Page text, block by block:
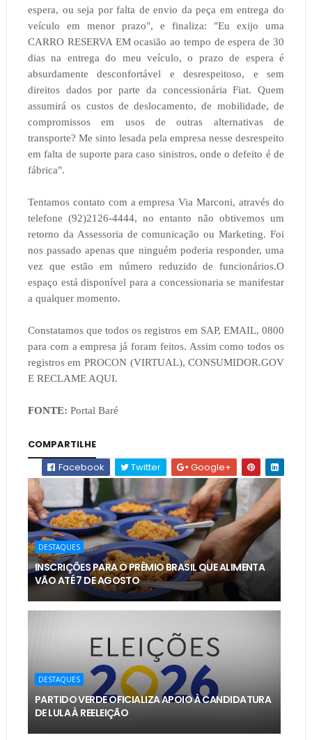
espera, ou seja por falta de envio da peça em entrega do
veículo em menor prazo", e finaliza: "Eu exijo uma
CARRO RESERVA EM ocasião ao tempo de espera de 30
dias na entrega do meu veículo, o prazo de espera é
absurdamente desconfortável e desrespeitoso, e sem
direitos dados por parte da concessionária Fiat. Quem
assumirá os custos de deslocamento, de mobilidade, de
compromissos em usos de outras alternativas de
transporte? Me sinto lesada pela empresa nesse desrespeito
em falta de suporte para caso sinistros, onde o defeito é de
fábrica".
Tentamos contato com a empresa Via Marconi, através do
telefone (92)2126-4444, no entanto não obtivemos um
retorno da Assessoria de comunicação ou Marketing. Foi
nos passado apenas que ninguém poderia responder, uma
vez que estão em número reduzido de funcionários.O
espaço está disponível para a concessionaria se manifestar
a qualquer momento.
Constatamos que todos os registros em SAP, EMAIL, 0800
para com a empresa já foram feitos. Assim como todos os
registros em PROCON (VIRTUAL), CONSUMIDOR.GOV
E RECLAME AQUI.
FONTE: Portal Baré
COMPARTILHE
Facebook
Twitter Google+
DESTAQUES
INSCRIÇÕES PARA O PRÊMIO BRASIL QUE ALIMENTA
VÃO ATÉ 7 DE AGOSTO
DESTAQUES
PARTIDO VERDE OFICIALIZA APOIO À CANDIDATURA
DE LULA À REELEIÇÃO